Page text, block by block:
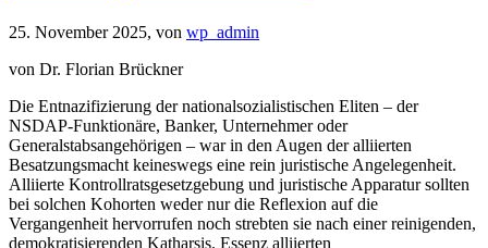
25. November 2025, von wp_admin
von Dr. Florian Brückner
Die Entnazifizierung der nationalsozialistischen Eliten – der
NSDAP-Funktionäre, Banker, Unternehmer oder
Generalstabsangehörigen – war in den Augen der alliierten
Besatzungsmacht keineswegs eine rein juristische Angelegenheit.
Alliierte Kontrollratsgesetzgebung und juristische Apparatur sollten
bei solchen Kohorten weder nur die Reflexion auf die
Vergangenheit hervorrufen noch strebten sie nach einer reinigenden,
demokratisierenden Katharsis. Essenz alliierten